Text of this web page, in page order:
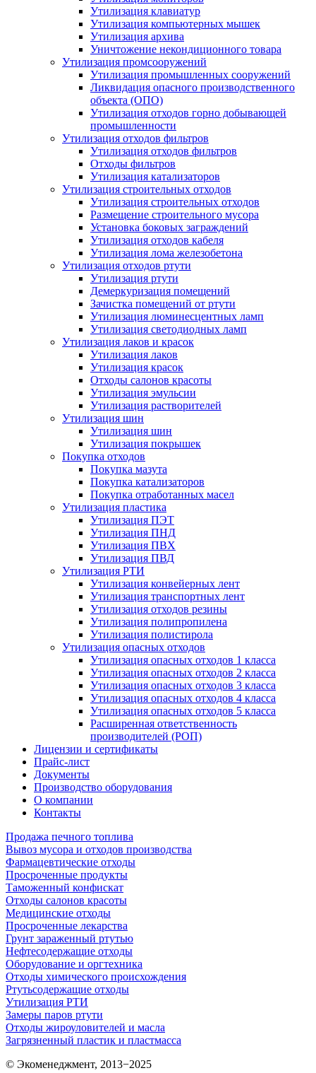
Утилизация клавиатур
Утилизация компьютерных мышек
Утилизация архива
Уничтожение некондиционного товара
Утилизация промсооружений
Утилизация промышленных сооружений
Ликвидация опасного производственного
объекта (ОПО)
Утилизация отходов горно добывающей
промышленности
Утилизация отходов фильтров
Утилизация отходов фильтров
Отходы фильтров
Утилизация катализаторов
Утилизация строительных отходов
Утилизация строительных отходов
Размещение строительного мусора
Установка боковых заграждений
Утилизация отходов кабеля
Утилизация лома железобетона
Утилизация отходов ртути
Утилизация ртути
Демеркуризация помещений
Зачистка помещений от ртути
Утилизация люминесцентных ламп
Утилизация светодиодных ламп
Утилизация лаков и красок
Утилизация лаков
Утилизация красок
Отходы салонов красоты
Утилизация эмульсии
Утилизация растворителей
Утилизация шин
Утилизация шин
Утилизация покрышек
Покупка отходов
Покупка мазута
Покупка катализаторов
Покупка отработанных масел
Утилизация пластика
Утилизация ПЭТ
Утилизация ПНД
Утилизация ПВХ
Утилизация ПВД
Утилизация РТИ
Утилизация конвейерных лент
Утилизация транспортных лент
Утилизация отходов резины
Утилизация полипропилена
Утилизация полистирола
Утилизация опасных отходов
Утилизация опасных отходов 1 класса
Утилизация опасных отходов 2 класса
Утилизация опасных отходов 3 класса
Утилизация опасных отходов 4 класса
Утилизация опасных отходов 5 класса
Расширенная ответственность
производителей (РОП)
Лицензии и сертификаты
Прайс-лист
Документы
Производство оборудования
О компании
Контакты
Продажа печного топлива
Вывоз мусора и отходов производства
Фармацевтические отходы
Просроченные продукты
Таможенный конфискат
Отходы салонов красоты
Медицинские отходы
Просроченные лекарства
Грунт зараженный ртутью
Нефтесодержащие отходы
Оборудование и оргтехника
Отходы химического происхождения
Ртутьсодержащие отходы
Утилизация РТИ
Замеры паров ртути
Отходы жироуловителей и масла
Загрязненный пластик и пластмасса
© Экоменеджмент, 2013−2025